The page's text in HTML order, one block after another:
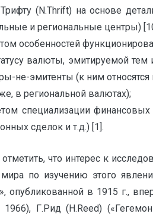
(N.Thrift) на основе
и региональные центры)
особенностей
валюты, эмитируемой
не-эмитенты (к ним
в региональной валютах);
специализации
сделок и т.д.) [1].
отметить, что интерес к
мира по изучению этого
опубликованной в 1915 г.,
1966), Г.Рид (H.Reed)